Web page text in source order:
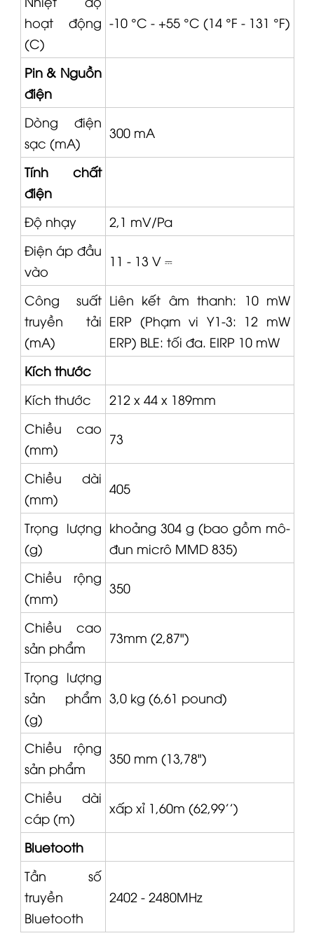
hoạt động
(C)
-10 °C - +55 °C (14 °F - 131 °F)
Pin & Nguồn
điện
Dòng điện
sạc (mA)
300 mA
Tính chất
điện
Độ nhạy
2,1 mV/Pa
Điện áp đầu
vào
11 - 13 V ⎓
Công suất
truyền tải
(mA)
Liên kết âm thanh: 10 mW
ERP (Phạm vi Y1-3: 12 mW
ERP) BLE: tối đa. EIRP 10 mW
Kích thước
Kích thước
212 x 44 x 189mm
Chiều cao
(mm)
73
Chiều dài
(mm)
405
Trọng lượng
(g)
khoảng 304 g (bao gồm mô-
đun micrô MMD 835)
Chiều rộng
(mm)
350
Chiều cao
sản phẩm
73mm (2,87")
Trọng lượng
sản phẩm
(g)
3,0 kg (6,61 pound)
Chiều rộng
sản phẩm
350 mm (13,78")
Chiều dài
cáp (m)
xấp xỉ 1,60m (62,99'')
Bluetooth
Tần số
truyền
Bluetooth
2402 - 2480MHz